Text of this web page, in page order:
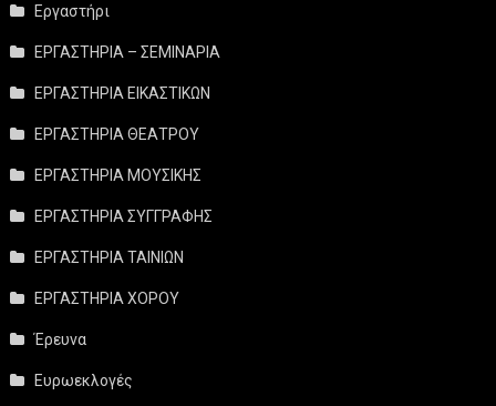
Εργαστήρι
ΕΡΓΑΣΤΗΡΙΑ – ΣΕΜΙΝΑΡΙΑ
ΕΡΓΑΣΤΗΡΙΑ ΕΙΚΑΣΤΙΚΩΝ
ΕΡΓΑΣΤΗΡΙΑ ΘΕΑΤΡΟΥ
ΕΡΓΑΣΤΗΡΙΑ ΜΟΥΣΙΚΗΣ
ΕΡΓΑΣΤΗΡΙΑ ΣΥΓΓΡΑΦΗΣ
ΕΡΓΑΣΤΗΡΙΑ ΤΑΙΝΙΩΝ
ΕΡΓΑΣΤΗΡΙΑ ΧΟΡΟΥ
Έρευνα
Ευρωεκλογές